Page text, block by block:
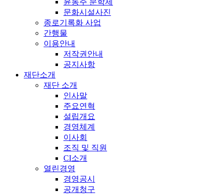
문화시설사진
종로기록화 사업
간행물
이용안내
저작권안내
공지사항
재단소개
재단 소개
인사말
주요연혁
설립개요
경영체계
이사회
조직 및 직원
CI소개
열린경영
경영공시
공개청구